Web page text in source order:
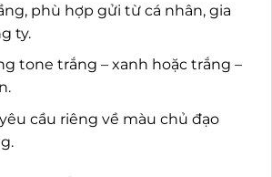
phù hợp gửi từ cá nhân, gia
ty.
tone trắng – xanh hoặc trắng –
cầu riêng về màu chủ đạo